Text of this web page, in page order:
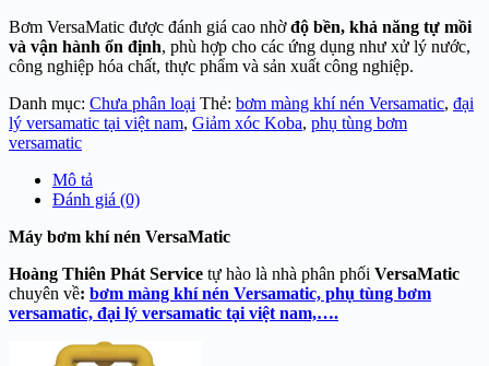
Bơm VersaMatic được đánh giá cao nhờđộ bền, khả năng tự mồi
và vận hành ổn định, phù hợp cho các ứng dụng như xử lý nước,
công nghiệp hóa chất, thực phẩm và sản xuất công nghiệp.
Danh mục: Chưa phân loại Thẻ: bơm màng khí nén Versamatic, đại
lý versamatic tại việt nam, Giảm xóc Koba, phụ tùng bơm
versamatic
Mô tả
Đánh giá (0)
Máy bơm khí nén VersaMatic
Hoàng Thiên Phát Service tự hào là nhà phân phối VersaMatic
chuyên về: bơm màng khí nén Versamatic, phụ tùng bơm
versamatic, đại lý versamatic tại việt nam,….